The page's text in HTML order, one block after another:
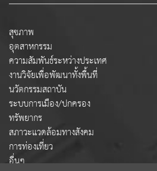
สุขภาพ
อุตสาหกรรม
ความสัมพันธ์ระหว่างประเทศ
งานวิจัยเพื่อพัฒนาทั้งพื้นที่
นวัตกรรมสถาบัน
ระบบการเมือง/ปกครอง
ทรัพยากร
สภาวะแวดล้อมทางสังคม
การท่องเที่ยว
อื่นๆ